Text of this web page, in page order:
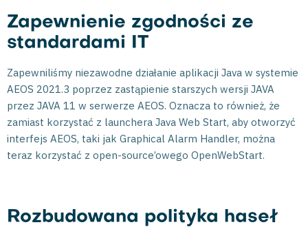
Zapewnienie zgodności ze
standardami IT
Zapewniliśmy niezawodne działanie aplikacji Java w systemie
AEOS 2021.3 poprzez zastąpienie starszych wersji JAVA
przez JAVA 11 w serwerze AEOS. Oznacza to również, że
zamiast korzystać z launchera Java Web Start, aby otworzyć
interfejs AEOS, taki jak Graphical Alarm Handler, można
teraz korzystać z open-source’owego OpenWebStart.
Rozbudowana polityka haseł